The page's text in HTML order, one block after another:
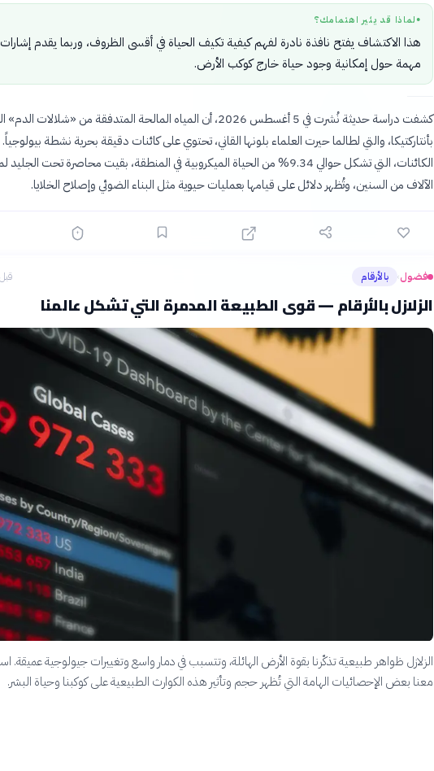
● لماذا قد يثير اهتمامك؟
هذا الاكتشاف يفتح نافذة نادرة لفهم كيفية تكيف الحياة في أقسى الظروف، وربما يقدم إشارات
مهمة حول إمكانية وجود حياة خارج كوكب الأرض.
كشفت دراسة حديثة نُشرت في 5 أغسطس 2026، أن المياه المالحة المتدفقة من «شلالات
بأنتاركتيكا، والتي لطالما حيرت العلماء بلونها القاني، تحتوي على كائنات دقيقة بحرية نشطة
الكائنات، التي تشكل حوالي 9.34% من الحياة الميكروبية في المنطقة، بقيت محاصرة تحت
الآلاف من السنين، وتُظهر دلائل على قيامها بعمليات حيوية مثل البناء الضوئي وإصلاح الخلايا.
فضول› بالأرقام قبل 4
الزلازل بالأرقام — قوى الطبيعة المدمرة التي تشكل عالمنا
الزلازل ظواهر طبيعية تذكّرنا بقوة الأرض الهائلة، وتتسبب في دمار واسع وتغييرات جيولوجية
معنا بعض الإحصائيات الهامة التي تُظهر حجم وتأثير هذه الكوارث الطبيعية على كوكبنا وحياة البشر.